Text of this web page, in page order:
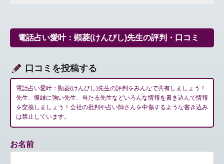
ー
シ
ン
電話占い愛叶：顕菱(けんびし)先生の評判・口コミ
口コミを投稿する
電話占い愛叶：顕菱(けんびし)先生の評判をみんなで共有しましょう！
先生、復縁に強い先生、当たる先生などいろんな情報を書き込んで情報
を交換しましょう！会社の批判や占い師さんを中傷するような書き込み
は禁止しています。
お名前